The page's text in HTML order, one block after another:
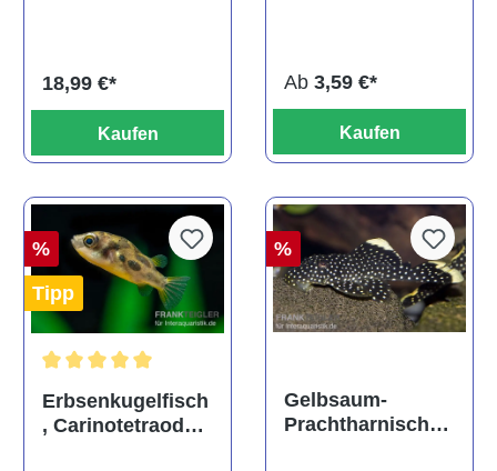
18,99 €*
Kaufen
Ab 3,59 €*
Kaufen
%
Tipp
Durchschnittliche Bewertung von 5 von 5 Sternen
Erbsenkugelfisch
, Carinotetraodon
%
Gelbsaum-
Prachtharnischw